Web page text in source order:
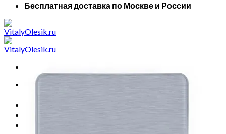
Бесплатная доставка по Москве и России